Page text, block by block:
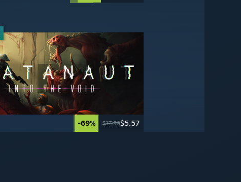
-69% $17.99$5.57
-95% $49.99$2.49
-50%
-20%